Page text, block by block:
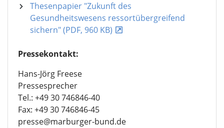
Thesenpapier "Zukunft des
Gesundheitswesens ressortübergreifend
sichern" (PDF, 960 KB)
Pressekontakt:
Hans-Jörg Freese
Pressesprecher
Tel.: +49 30 746846-40
Fax: +49 30 746846-45
presse@marburger-bund.de